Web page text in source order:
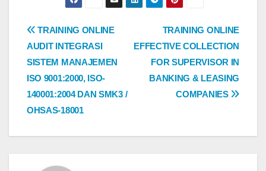
Post
navigation
TRAINING ONLINE
EFFECTIVE COLLECTION
FOR SUPERVISOR IN
BANKING & LEASING
COMPANIES
TRAINING ONLINE
AUDIT INTEGRASI
SISTEM MANAJEMEN
ISO 9001:2000, ISO-
140001:2004 DAN SMK3 /
OHSAS-18001